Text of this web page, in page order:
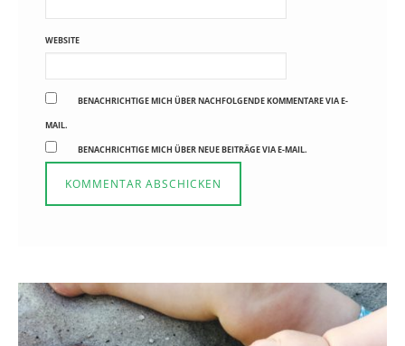
WEBSITE
BENACHRICHTIGE MICH ÜBER NACHFOLGENDE KOMMENTARE VIA E-
MAIL.
BENACHRICHTIGE MICH ÜBER NEUE BEITRÄGE VIA E-MAIL.